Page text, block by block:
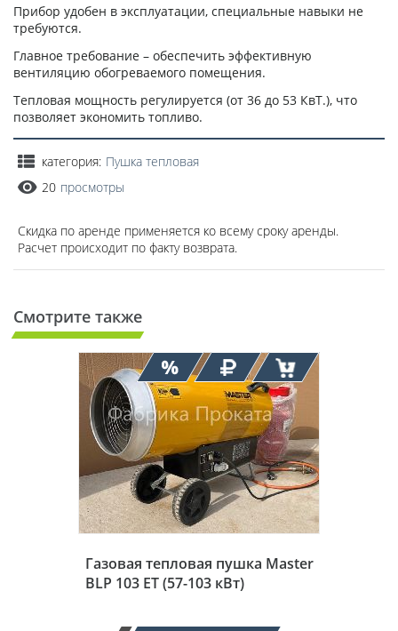
Прибор удобен в эксплуатации, специальные навыки не
требуются.
Главное требование – обеспечить эффективную
вентиляцию обогреваемого помещения.
Тепловая мощность регулируется (от 36 до 53 КвТ.), что
позволяет экономить топливо.
категория: Пушка тепловая
20 просмотры
Скидка по аренде применяется ко всему сроку аренды.
Расчет происходит по факту возврата.
Смотрите также
Газовая тепловая пушка Master
BLP 103 ET (57-103 кВт)